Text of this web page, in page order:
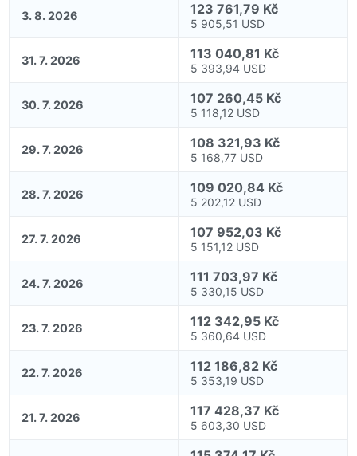
3. 8. 2026 123 761,79 Kč
5 905,51 USD
31. 7. 2026 113 040,81 Kč
5 393,94 USD
30. 7. 2026 107 260,45 Kč
5 118,12 USD
29. 7. 2026 108 321,93 Kč
5 168,77 USD
28. 7. 2026 109 020,84 Kč
5 202,12 USD
27. 7. 2026 107 952,03 Kč
5 151,12 USD
24. 7. 2026 111 703,97 Kč
5 330,15 USD
23. 7. 2026 112 342,95 Kč
5 360,64 USD
22. 7. 2026 112 186,82 Kč
5 353,19 USD
21. 7. 2026 117 428,37 Kč
5 603,30 USD